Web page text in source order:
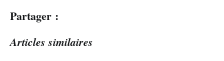
Partager :
Articles similaires